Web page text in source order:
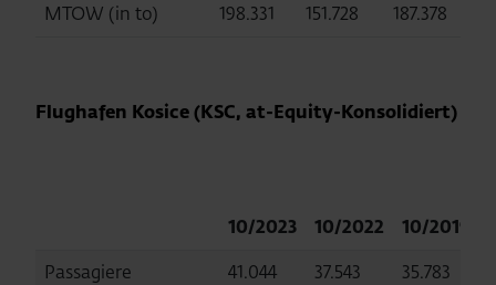
MTOW (in to) 198.331 151.728 187.378
Flughafen Kosice (KSC, at-Equity-Konsolidiert)
10/2023 10/2022 10/2019
Passagiere
41.044 37.543 35.783